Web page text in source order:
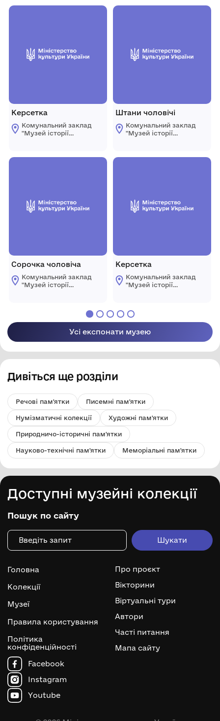
Керсетка
Комунальний заклад
"Музей історії
міської ради
Сорочка чоловіча
Комунальний заклад
"Музей історії
Штани чоловічі
Комунальний заклад
"Музей історії
міської ради
Керсетка
Комунальний заклад
"Музей історії
Київської області
Усі експонати музею
Дивіться ще розділи
Речові пам'ятки Писемні пам'ятки
Нумізматичні колекції Художні пам'ятки
Природничо-історичні пам'ятки
Науково-технічні пам'ятки Меморіальні пам'ятки
Доступні музейні колекції
Пошук по сайту
Головна
Колекції
Музеї
Правила користування
Політика
конфіденційності
Про проєкт
Вікторини
Віртуальні тури
Автори
Часті питання
Мапа сайту
Facebook
Instagram
Youtube